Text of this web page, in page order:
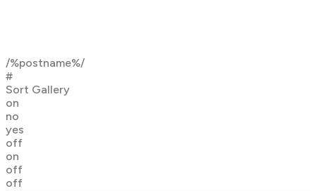
/%postname%/
#
Sort Gallery
on
no
yes
off
on
off
off